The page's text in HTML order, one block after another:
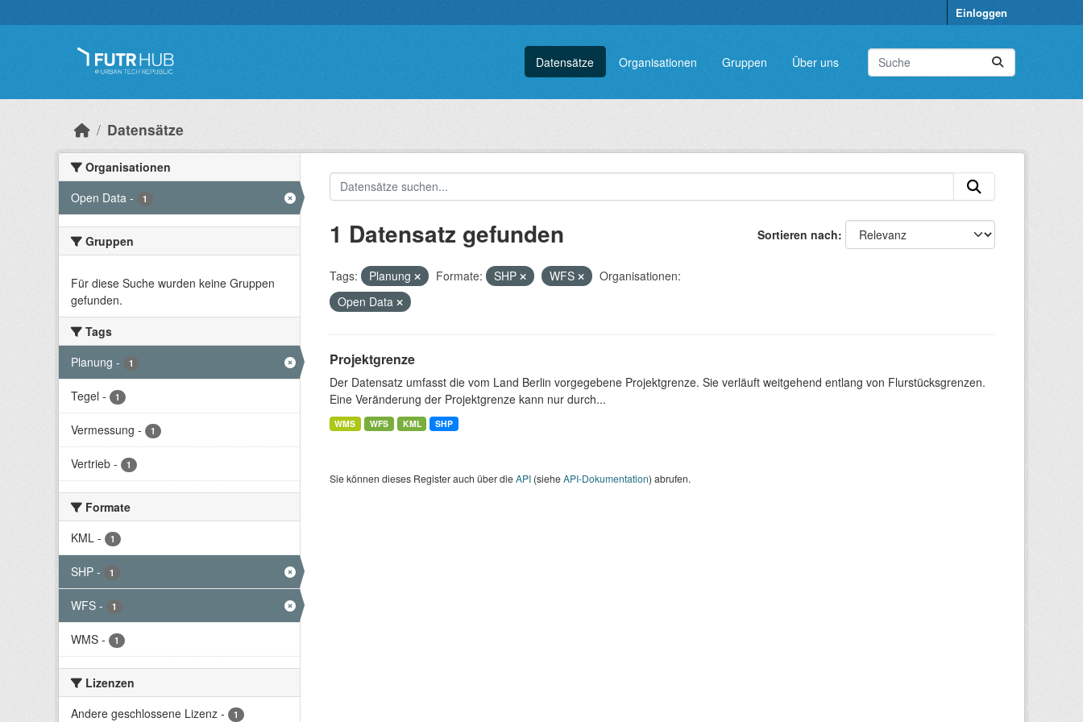
Einloggen
Datensätze Organisationen Gruppen Über uns
Datensätze
Organisationen
Open Data - 1
Gruppen
Für diese Suche wurden keine Gruppen
gefunden.
Tags
Planung - 1
Tegel - 1
Vermessung - 1
Vertrieb - 1
Formate
KML - 1
SHP - 1
WFS - 1
WMS - 1
Lizenzen
Andere geschlossene Lizenz - 1
Sortieren nach
1 Datensatz gefunden
Tags: Planung Formate: SHP WFS
Organisationen:
Open Data
Projektgrenze
Der Datensatz umfasst die vom Land Berlin vorgegebene Projektgrenze. Sie verläuft weitgehend entlang von Flurstücksgrenzen.
Eine Veränderung der Projektgrenze kann nur durch...
WMS WFS KML SHP
Sie können dieses Register auch über dieAPI(sieheAPI-Dokumentation) abrufen.